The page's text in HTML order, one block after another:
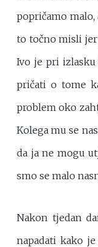
popričamo malo,
to točno misli jer
Ivo je pri
pričati o tome
problem oko
Kolega mu se
da ja ne mogu
smo se malo
Nakon tjedan
napadati kako